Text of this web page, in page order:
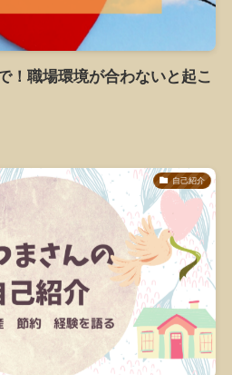
！職場環境が合わないと起こ
自己紹介